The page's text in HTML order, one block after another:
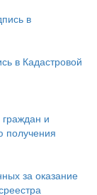
в Кадастровой
и
получения